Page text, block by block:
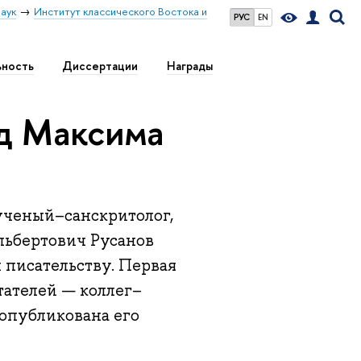
РУС EN
Институт классического Востока и
Диссертации Награды
Максима
Русанов
Первая
— коллег–
его